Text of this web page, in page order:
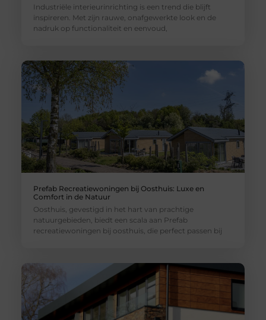
Industriële interieurinrichting is een trend die blijft
inspireren. Met zijn rauwe, onafgewerkte look en de
nadruk op functionaliteit en eenvoud,
Prefab Recreatiewoningen bij Oosthuis: Luxe en
Comfort in de Natuur
Oosthuis, gevestigd in het hart van prachtige
natuurgebieden, biedt een scala aan Prefab
recreatiewoningen bij oosthuis, die perfect passen bij